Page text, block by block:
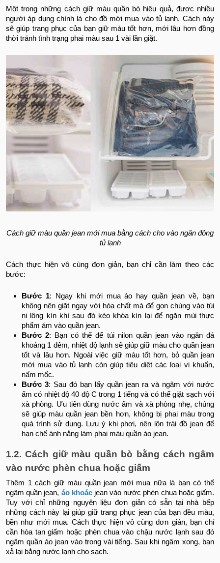
Một trong những cách giữ màu quần bò hiệu quả, được nhiều
người áp dụng chính là cho đồ mới mua vào tủ lạnh. Cách này
sẽ giúp trang phục của bạn giữ màu tốt hơn, mới lâu hơn đồng
thời tránh tình trạng phai màu sau 1 vài lần giặt.
Cách giữ màu quần jean mới mua bằng cách cho vào ngăn đông
tủ lạnh
Cách thực hiện vô cùng đơn giản, bạn chỉ cần làm theo các
bước:
Bước 1: Ngay khi mới mua áo hay quần jean về, bạn
không nên giặt ngay với hóa chất mà để gọn chúng vào túi
ni lông kín khí sau đó kéo khóa kín lại để ngăn mùi thực
phẩm ám vào quần jean.
Bước 2: Bạn có thể để túi nilon quần jean vào ngăn đá
khoảng 1 đêm, nhiệt độ lạnh sẽ giúp giữ màu cho quần jean
tốt và lâu hơn. Ngoài việc giữ màu tốt hơn, bỏ quần jean
mới mua vào tủ lạnh còn giúp tiêu diệt các loại vi khuẩn,
nấm mốc.
Bước 3: Sau đó bạn lấy quần jean ra và ngâm với nước
ấm có nhiệt độ 40 độ C trong 1 tiếng và có thể giặt sạch với
xà phòng. Ưu tiên dùng nước ấm và xà phòng nhẹ, chúng
sẽ giúp màu quần jean bền hơn, không bị phai màu trong
quá trình sử dụng. Lưu ý khi phơi, nên lộn trái đồ jean để
hạn chế ánh nắng làm phai màu quần áo jean.
1.2. Cách giữ màu quần bò bằng cách ngâm
vào nước phèn chua hoặc giấm
Thêm 1 cách giữ màu quần jean mới mua nữa là bạn có thể
ngâm quần jean, áo khoác jean vào nước phèn chua hoặc giấm.
Tuy với chỉ những nguyên liệu đơn giản có sẵn tại nhà bếp
những cách này lại giúp giữ trang phục jean của bạn đều màu,
bền như mới mua. Cách thực hiện vô cùng đơn giản, bạn chỉ
cần hòa tan giấm hoặc phèn chua vào chậu nước lạnh sau đó
ngâm quần áo jean vào trong vài tiếng. Sau khi ngâm xong, bạn
xả lại bằng nước lạnh cho sạch.